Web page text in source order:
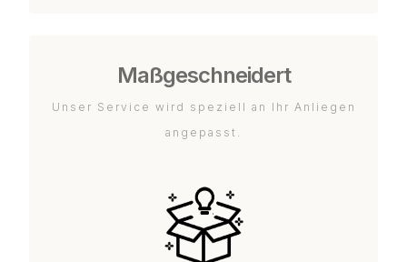
Maßgeschneidert
Unser Service wird speziell an Ihr Anliegen
angepasst.